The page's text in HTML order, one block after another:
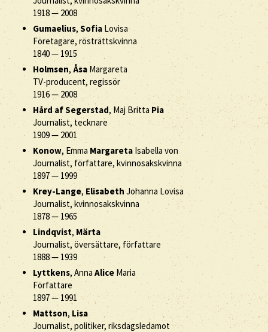
1918— 2008
Gumaelius, Sofia Lovisa
Företagare, rösträttskvinna
1840—1915
Holmsen, ÅsaMargareta
TV-producent, regissör
1916— 2008
Hård af Segerstad, Maj Britta Pia
Journalist, tecknare
1909— 2001
Konow, Emma MargaretaIsabella von
Journalist, författare, kvinnosakskvinna
1897— 1999
Krey-Lange, ElisabethJohanna Lovisa
Journalist, kvinnosakskvinna
1878— 1965
Lindqvist, Märta
Journalist, översättare, författare
1888—1939
Lyttkens, AnnaAlice Maria
Författare
1897— 1991
Mattson, Lisa
Journalist, politiker, riksdagsledamot